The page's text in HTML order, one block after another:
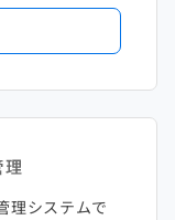
理システムで